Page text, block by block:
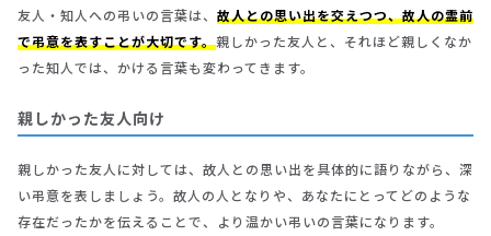
友人・知人への弔いの言葉は、 故人との思い出を交えつつ、故人の霊前
で弔意を表すことが大切です。親しかった友人と、それほど親しくなか
った知人では、かける言葉も変わってきます。
親しかった友人向け
親しかった友人に対しては、故人との思い出を具体的に語りながら、深
い弔意を表しましょう。故人の人となりや、あなたにとってどのような
存在だったかを伝えることで、より温かい弔いの言葉になります。